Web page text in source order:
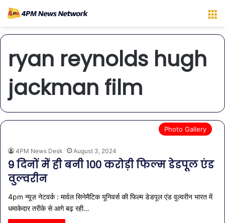
ryan reynolds hugh
jackman film
Photo Gallery
4PM News Desk August 3, 2024
9 दिनों में ही बनी 100 करोड़ी फिल्म डेडपूल एंड
वुल्वरीन
4pm न्यूज़ नेटवर्क : मार्वल सिनेमैटिक यूनिवर्स की फिल्म डेडपूल एंड वुल्वरीन भारत में
धमाकेदार तरीके से आगे बढ़ रही…